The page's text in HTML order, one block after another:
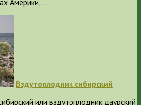
Америки,…
Вздутоплодник сибирский
или вздутоплодник даурский